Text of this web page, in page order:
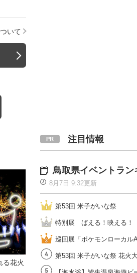
いて
る花火
注目情報
鳥取県イベントラン
8月7日 9:32更新
第53回 米子がいな祭
特別展 ばえる！映える！
巡回展「ポケモンローカル
第53回 米子がいな祭 花火